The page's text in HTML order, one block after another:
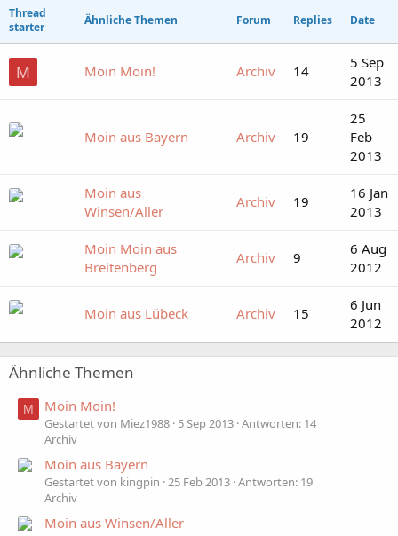
Thread
starter
Ähnliche Themen Forum Replies Date
M Moin Moin! Archiv 14
5 Sep
2013
Moin aus Bayern Archiv 19
25
Feb
2013
Moin aus
Winsen/Aller
Archiv 19
16 Jan
2013
Moin Moin aus
Breitenberg
Archiv 9
6 Aug
2012
Moin aus Lübeck Archiv 15
6 Jun
2012
Ähnliche Themen
M Moin Moin!
Gestartet von Miez1988 5 Sep 2013 Antworten: 14
Archiv
Moin aus Bayern
Gestartet von kingpin 25 Feb 2013 Antworten: 19
Archiv
Moin aus Winsen/Aller